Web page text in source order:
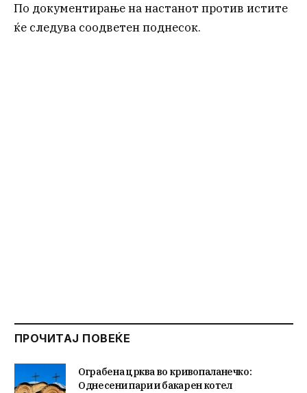
По документирање на настанот против истите
ќе следува соодветен поднесок.
ПРОЧИТАЈ ПОВЕЌЕ
Ограбена црква во кривопаланечко:
Однесени пари и бакарен котел